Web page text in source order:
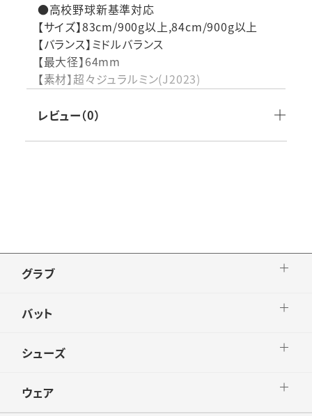
●高校野球新基準対応
【サイズ】83cm/900g以上,84cm/900g以上
【バランス】ミドルバランス
【最大径】64mm
【素材】超々ジュラルミン(J2023)
グリップテープ:GTPU9BR
レビュー（0）
グラブ
バット
シューズ
ウェア